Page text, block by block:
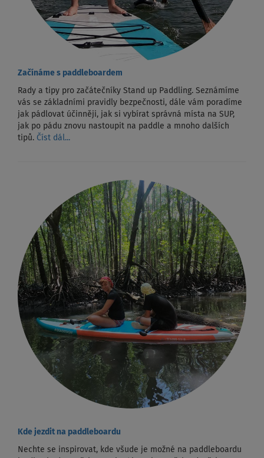
Začínáme s paddleboardem
Rady a tipy pro začátečníky Stand up Paddling. Seznámíme
vás se základními pravidly bezpečnosti, dále vám poradíme
jak pádlovat účinněji, jak si vybírat správná místa na SUP,
jak po pádu znovu nastoupit na paddle a mnoho dalších
tipů. Číst dál...
Kde jezdit na paddleboardu
Nechte se inspirovat, kde všude je možné na paddleboardu